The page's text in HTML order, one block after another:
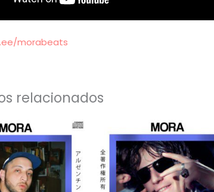
morabeats
relacionados